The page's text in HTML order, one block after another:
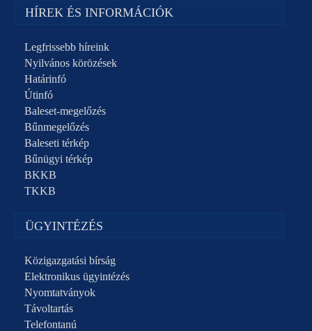
HÍREK ÉS INFORMÁCIÓK
Legfrissebb híreink
Nyilvános körözések
Határinfó
Útinfó
Baleset-megelőzés
Bűnmegelőzés
Baleseti térkép
Bűnügyi térkép
BKKB
TKKB
ÜGYINTÉZÉS
Közigazgatási bírság
Elektronikus ügyintézés
Nyomtatványok
Távoltartás
Telefontanú